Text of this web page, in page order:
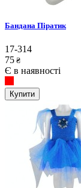
Бандана Піратик
17-314
75 ₴
Є в наявності
Купити